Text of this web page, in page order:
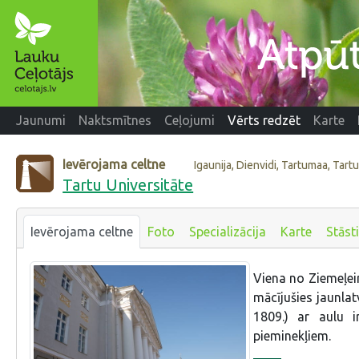
Jaunumi Naktsmītnes Ceļojumi Vērts redzēt Karte
Ievērojama celtne Igaunija, Dienvidi, Tartumaa, Tartu
Tartu Universitāte
Ievērojama celtne Foto Specializācija Karte Stāsti
Viena no
mācījušies
1809.) ar aulu
pieminekļiem.